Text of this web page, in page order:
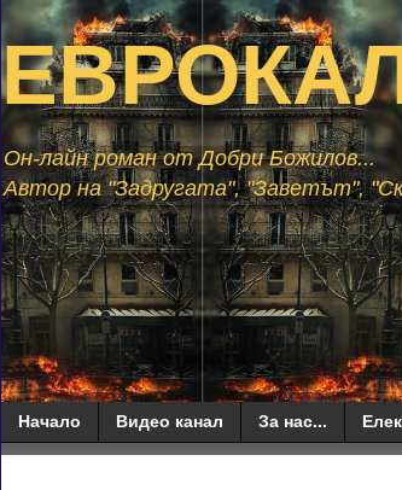
Он-лайн роман от Добри Божилов...
Автор на "Задругата", "Заветът",
Начало Видео канал За нас...